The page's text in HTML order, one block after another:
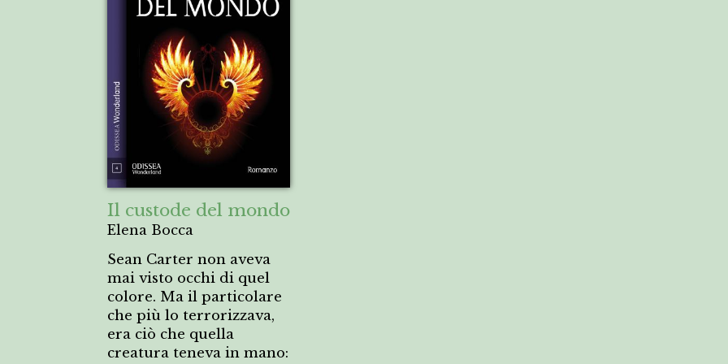
Il custode del mondo
Elena Bocca
Sean Carter non aveva
mai visto occhi di quel
colore. Ma il particolare
che più lo terrorizzava,
era ciò che quella
creatura teneva in mano: